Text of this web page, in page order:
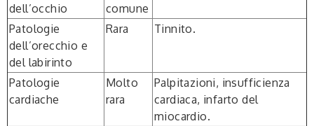
dell’occhio
comune
Patologie
dell’orecchio e
del labirinto
Rara Tinnito.
Patologie
cardiache
Molto
rara
Palpitazioni, insufficienza
cardiaca, infarto del
miocardio.